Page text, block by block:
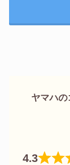
ヤマハ
4.3